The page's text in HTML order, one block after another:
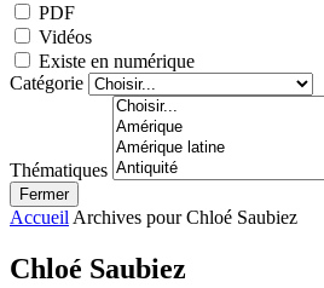
PDF
Vidéos
Existe en numérique
Catégorie
Thématiques
Fermer
Accueil Archives pour Chloé Saubiez
Chloé Saubiez